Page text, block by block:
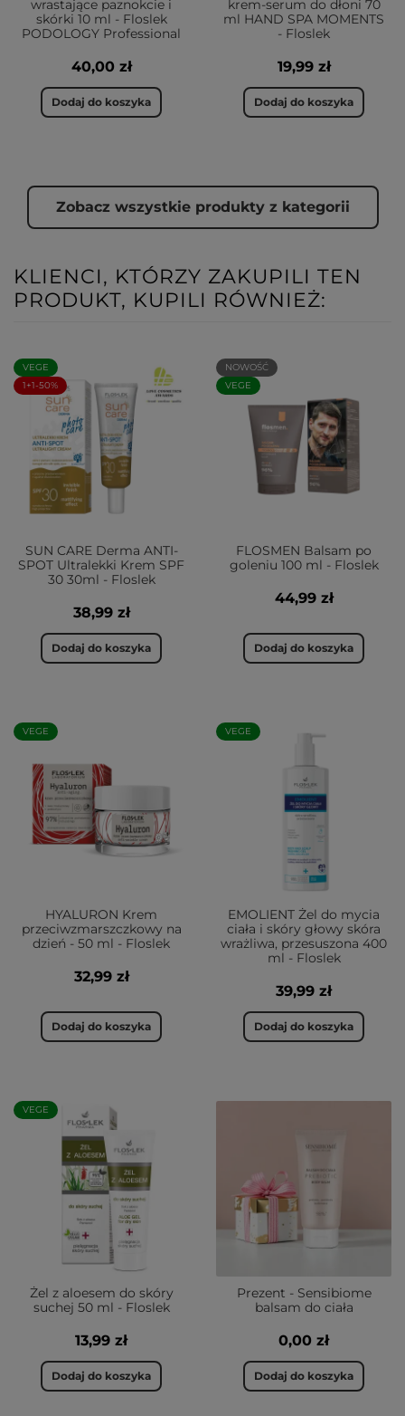
wrastające paznokcie i
skórki 10 ml - Floslek
PODOLOGY Professional
40,00 zł
Dodaj do koszyka
krem-serum do dłoni 70
ml HAND SPA MOMENTS
- Floslek
19,99 zł
Dodaj do koszyka
Zobacz wszystkie produkty z kategorii
KLIENCI, KTÓRZY ZAKUPILI TEN
PRODUKT, KUPILI RÓWNIEŻ:
VEGE
1+1-50%
SUN CARE Derma ANTI-
SPOT Ultralekki Krem SPF
30 30ml - Floslek
38,99 zł
Dodaj do koszyka
NOWOŚĆ
VEGE
FLOSMEN Balsam po
goleniu 100 ml - Floslek
44,99 zł
Dodaj do koszyka
VEGE
HYALURON Krem
przeciwzmarszczkowy na
dzień - 50 ml - Floslek
32,99 zł
Dodaj do koszyka
VEGE
EMOLIENT Żel do mycia
ciała i skóry głowy skóra
wrażliwa, przesuszona 400
ml - Floslek
39,99 zł
Dodaj do koszyka
VEGE
Żel z aloesem do skóry
suchej 50 ml - Floslek
13,99 zł
Dodaj do koszyka
Prezent - Sensibiome
balsam do ciała
0,00 zł
Dodaj do koszyka